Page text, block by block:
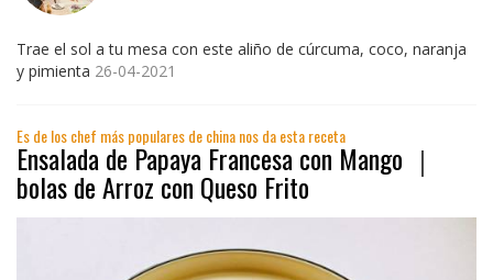
Trae el sol a tu mesa con este aliño de cúrcuma, coco, naranja
y pimienta 26-04-2021
Es de los chef más populares de china nos da esta receta
Ensalada de Papaya Francesa con Mango ｜
bolas de Arroz con Queso Frito